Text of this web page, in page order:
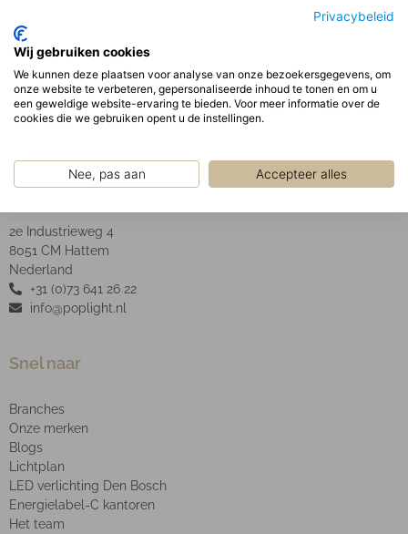
Privacybeleid
Wij gebruiken cookies
We kunnen deze plaatsen voor analyse van onze bezoekersgegevens, om
onze website te verbeteren, gepersonaliseerde inhoud te tonen en om u
een geweldige website-ervaring te bieden. Voor meer informatie over de
cookies die we gebruiken opent u de instellingen.
Nee, pas aan Accepteer alles
Geanodiseerde aluminium facet reflector inclusief
POP Light B.V.
2e Industrieweg 4
8051 CM Hattem
Nederland
+31 (0)73 641 26 22
info@poplight.nl
Snel naar
Branches
Onze merken
Blogs
Lichtplan
LED verlichting Den Bosch
Energielabel-C kantoren
Het team